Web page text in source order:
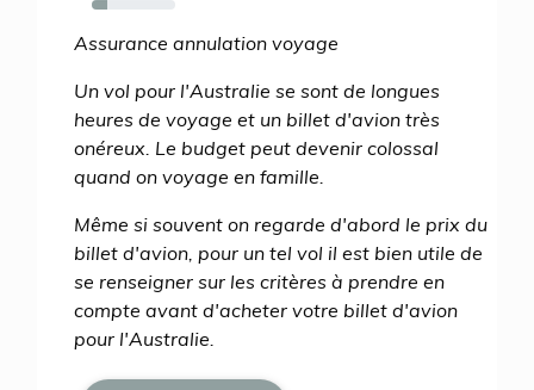
18%
Assurance annulation voyage
Un vol pour l'Australie se sont de longues
heures de voyage et un billet d'avion très
onéreux. Le budget peut devenir colossal
quand on voyage en famille.
Même si souvent on regarde d'abord le prix du
billet d'avion, pour un tel vol il est bien utile de
se renseigner sur les critères à prendre en
compte avant d'acheter votre billet d'avion
pour l'Australie.